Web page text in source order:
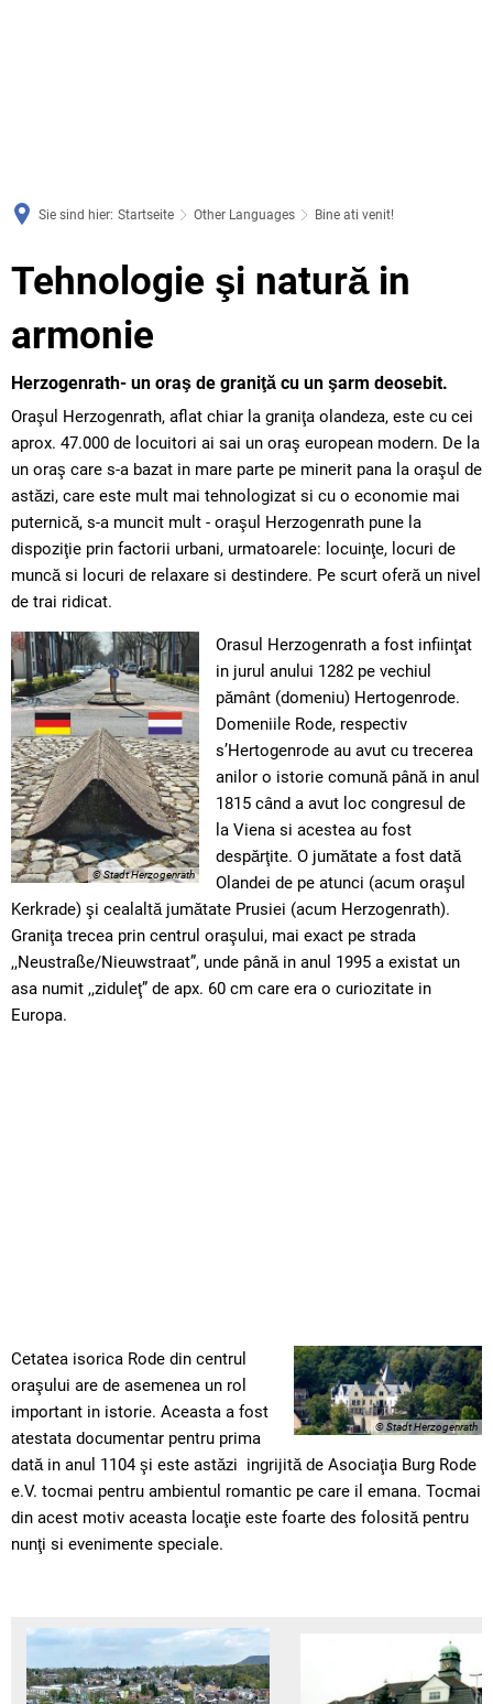
Sie sind hier: Startseite Other Languages Bine ati venit!
Bine
venit!
Tehnologie şi natură in
armonie
Herzogenrath- un oraş de graniţă cu un şarm deosebit.
Oraşul Herzogenrath, aflat chiar la graniţa olandeza, este cu cei
aprox. 47.000 de locuitori ai sai un oraş european modern. De la
un oraş care s-a bazat in mare parte pe minerit pana la oraşul de
astăzi, care este mult mai tehnologizat si cu o economie mai
puternică, s-a muncit mult - oraşul Herzogenrath pune la
dispoziţie prin factorii urbani, urmatoarele: locuinţe, locuri de
muncă si locuri de relaxare si destindere. Pe scurt oferă un nivel
de trai ridicat.
© Stadt Herzogenrath
Orasul Herzogenrath a fost infiinţat
in jurul anului 1282 pe vechiul
pământ (domeniu) Hertogenrode.
Domeniile Rode, respectiv
s’Hertogenrode au avut cu trecerea
anilor o istorie comună până in anul
1815 când a avut loc congresul de
la Viena si acestea au fost
despărţite. O jumătate a fost dată
Olandei de pe atunci (acum oraşul
Kerkrade) şi cealaltă jumătate Prusiei (acum Herzogenrath).
Graniţa trecea prin centrul oraşului, mai exact pe strada
,,Neustraße/Nieuwstraat”, unde până in anul 1995 a existat un
asa numit ,,ziduleţ” de apx. 60 cm care era o curiozitate in
Europa.
© Stadt Herzogenrath
Cetatea isorica Rode din centrul
oraşului are de asemenea un rol
important in istorie. Aceasta a fost
atestata documentar pentru prima
dată in anul 1104 şi este astăzi ingrijită de Asociaţia Burg Rode
e.V. tocmai pentru ambientul romantic pe care il emana. Tocmai
din acest motiv aceasta locaţie este foarte des folosită pentru
nunţi si evenimente speciale.